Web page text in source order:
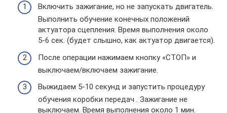
Включить зажигание, но не запускать двигатель.
Выполнить обучение конечных положений
актуатора сцепления. Время выполнения около
5-6 сек. (будет слышно, как актуатор двигается).
После операции нажимаем кнопку «СТОП» и
выключаем/включаем зажигание.
Выжидаем 5-10 секунд и запустить процедуру
обучения коробки передач . Зажигание не
выключаем. Время выполнения около 1 мин.